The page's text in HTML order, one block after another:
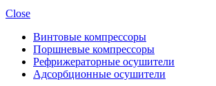
Close
Винтовые компрессоры
Поршневые компрессоры
Рефрижераторные осушители
Адсорбционные осушители